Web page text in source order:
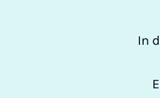
In